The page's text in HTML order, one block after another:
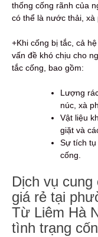
thống cống rãnh của
có thể là nước thải, xà
+Khi cống bị tắc, cả
vấn đề khó chịu cho
tắc cống, bao gồm:
Lượng
núc, xà
Vật liệu
giặt và
Sự tích tụ
cống.
Dịch vụ
giá rẻ tại
Từ Liêm Hà
tình trạng